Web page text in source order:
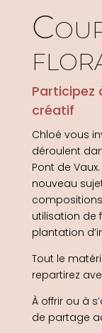
Participez
créatif
Chloé vous
déroulent
Pont de
nouveau
utilisation de
plantation
Tout le
repartirez
À offrir ou à
de partage